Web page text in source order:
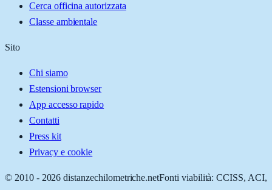
Cerca officina autorizzata
Classe ambientale
Sito
Chi siamo
Estensioni browser
App accesso rapido
Contatti
Press kit
Privacy e cookie
© 2010 - 2026 distanzechilometriche.netFonti viabilità: CCISS, ACI,